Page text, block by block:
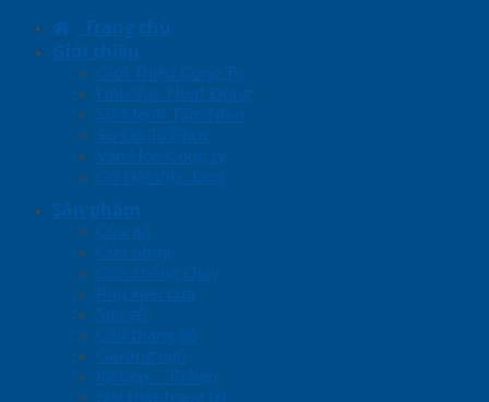
Trang chủ
Giới thiệu
Giới Thiệu Công Ty
Lĩnh Vực Hoạt Động
Sứ Mệnh Tầm Nhìn
Sơ Đồ Tổ Chức
Văn Hóa Công ty
Cơ Hội Việc Làm
Sản phẩm
Cửa gỗ
Cửa nhựa
Cửa chống cháy
Phụ kiện cửa
Sàn gỗ
Cầu thang gỗ
Giường ngủ
Kệ bếp – Tủ bếp
Nội thất trang trí